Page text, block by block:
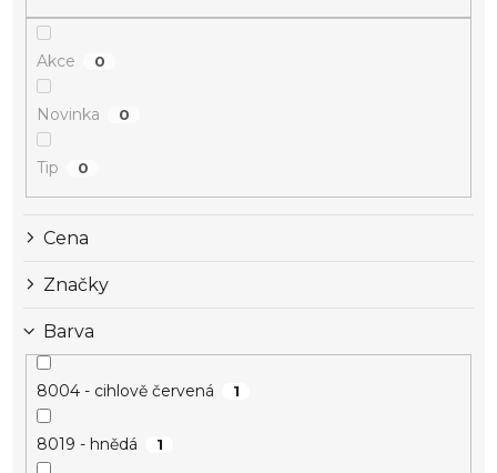
Akce 0
Novinka 0
Tip 0
Cena
Značky
Barva
8004 - cihlově červená 1
8019 - hnědá 1